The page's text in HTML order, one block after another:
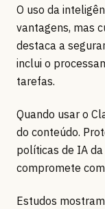
O uso da
vantagens, mas
destaca a
inclui o
tarefas.
Quando usar o
do conteúdo.
políticas de IA
compromete
Estudos